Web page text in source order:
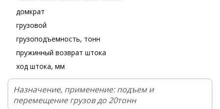
домкрат
грузовой
грузоподъемность, тонн
пружинный возврат штока
ход штока, мм
Назначение, применение: подъем и
перемещение грузов до 20тонн